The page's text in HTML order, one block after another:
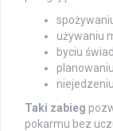
używaniu
byciu
Taki zabieg
pokarmu bez